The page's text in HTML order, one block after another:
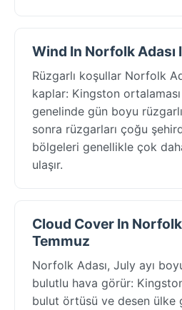
Wind In Norfolk Adası
Rüzgarlı koşullar Norfolk
kaplar: Kingston
genelinde gün boyu
sonra rüzgarları çoğu
bölgeleri genellikle çok
ulaşır.
Cloud Cover In Norfolk
Temmuz
Norfolk Adası, July ayı
bulutlu hava görür:
bulut örtüsü ve desen ülke